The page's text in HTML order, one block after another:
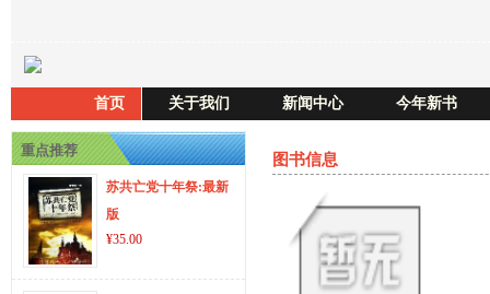
首页 关于我们 新闻中心 今年新书
重点推荐
苏共亡党十年祭:最新
版
¥35.00
图书信息